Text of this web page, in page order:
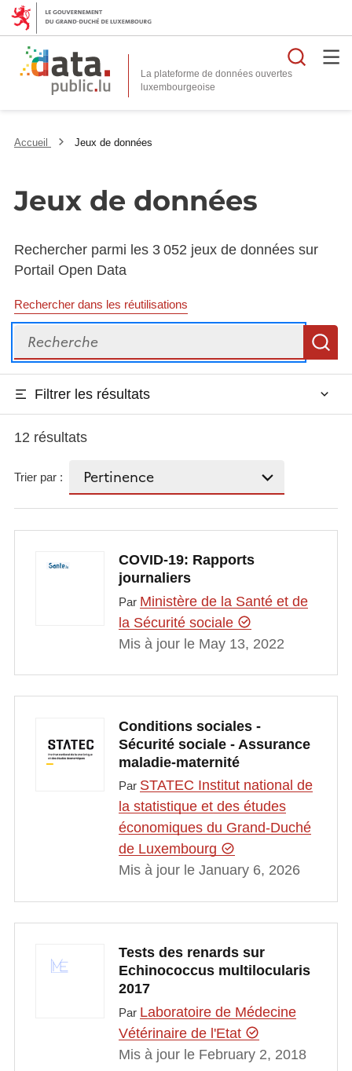
La plateforme de données ouvertes
Accueil Jeux de données
Jeux de données
Rechercher parmi les 3 052 jeux de données sur
Portail Open Data
Rechercher dans les réutilisations
Recherche
Filtrer les résultats
12 résultats
Trier par :
COVID-19: Rapports
journaliers
Par Ministère de la Santé et de
la Sécurité sociale
Mis à jour le May 13, 2022
Conditions sociales -
Sécurité sociale - Assurance
maladie-maternité
Par STATEC Institut national de
la statistique et des études
économiques du Grand-Duché
de Luxembourg
Mis à jour le January 6, 2026
Tests des renards sur
Echinococcus multilocularis
2017
Par Laboratoire de Médecine
Vétérinaire de l'Etat
Mis à jour le February 2, 2018